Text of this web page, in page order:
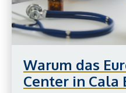
Warum das
Center in Cala